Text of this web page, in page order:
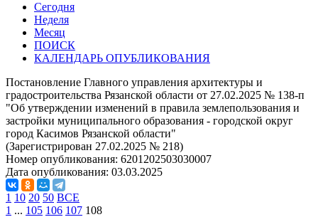
Сегодня
Неделя
Месяц
ПОИСК
КАЛЕНДАРЬ ОПУБЛИКОВАНИЯ
Постановление Главного управления архитектуры и
градостроительства Рязанской области от 27.02.2025 № 138-п
"Об утверждении изменений в правила землепользования и
застройки муниципального образования - городской округ
город Касимов Рязанской области"
(Зарегистрирован 27.02.2025 № 218)
Номер опубликования: 6201202503030007
Дата опубликования: 03.03.2025
1 10 20 50 ВСЕ
1 ... 105 106 107 108